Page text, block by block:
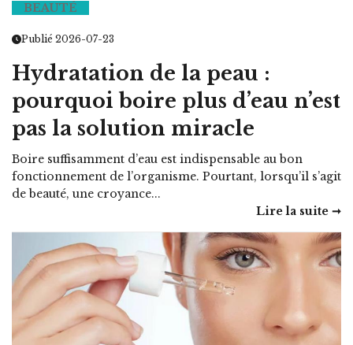
BEAUTÉ
Publié 2026-07-23
Hydratation de la peau :
pourquoi boire plus d’eau n’est
pas la solution miracle
Boire suffisamment d’eau est indispensable au bon
fonctionnement de l’organisme. Pourtant, lorsqu’il s’agit
de beauté, une croyance...
Lire la suite ➞